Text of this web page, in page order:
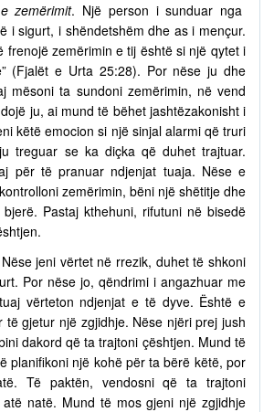
zemërimit. Një person i sunduar nga
i sigurt, i shëndetshëm dhe as i mençur.
frenojë zemërimin e tij është si një qytet i
(Fjalët e Urta 25:28). Por nëse ju dhe
mësoni ta sundoni zemërimin, në vend
ju, ai mund të bëhet jashtëzakonisht i
këtë emocion si një sinjal alarmi që truri
treguar se ka diçka që duhet trajtuar.
për të pranuar ndjenjat tuaja. Nëse e
zemërimin, bëni një shëtitje dhe
Pastaj kthehuni, rifutuni në bisedë
jeni vërtet në rrezik, duhet të shkoni
Por nëse jo, qëndrimi i angazhuar me
vërteton ndjenjat e të dyve. Është e
të gjetur një zgjidhje. Nëse njëri prej jush
dakord që ta trajtoni çështjen. Mund të
planifikoni një kohë për ta bërë këtë, por
Të paktën, vendosni që ta trajtoni
natë. Mund të mos gjeni një zgjidhje